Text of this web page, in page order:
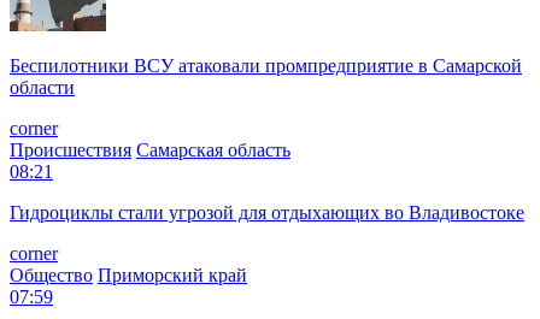
Беспилотники ВСУ атаковали промпредприятие в Самарской
области
corner
Происшествия Самарская область
08:21
Гидроциклы стали угрозой для отдыхающих во Владивостоке
corner
Общество Приморский край
07:59